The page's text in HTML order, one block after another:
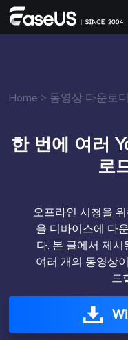
Home > 동영상 다운로더
한 번에 여러
로
오프라인 시청을
을 디바이스에 다
다. 본 글에서 제시
여러 개의 동영상
드